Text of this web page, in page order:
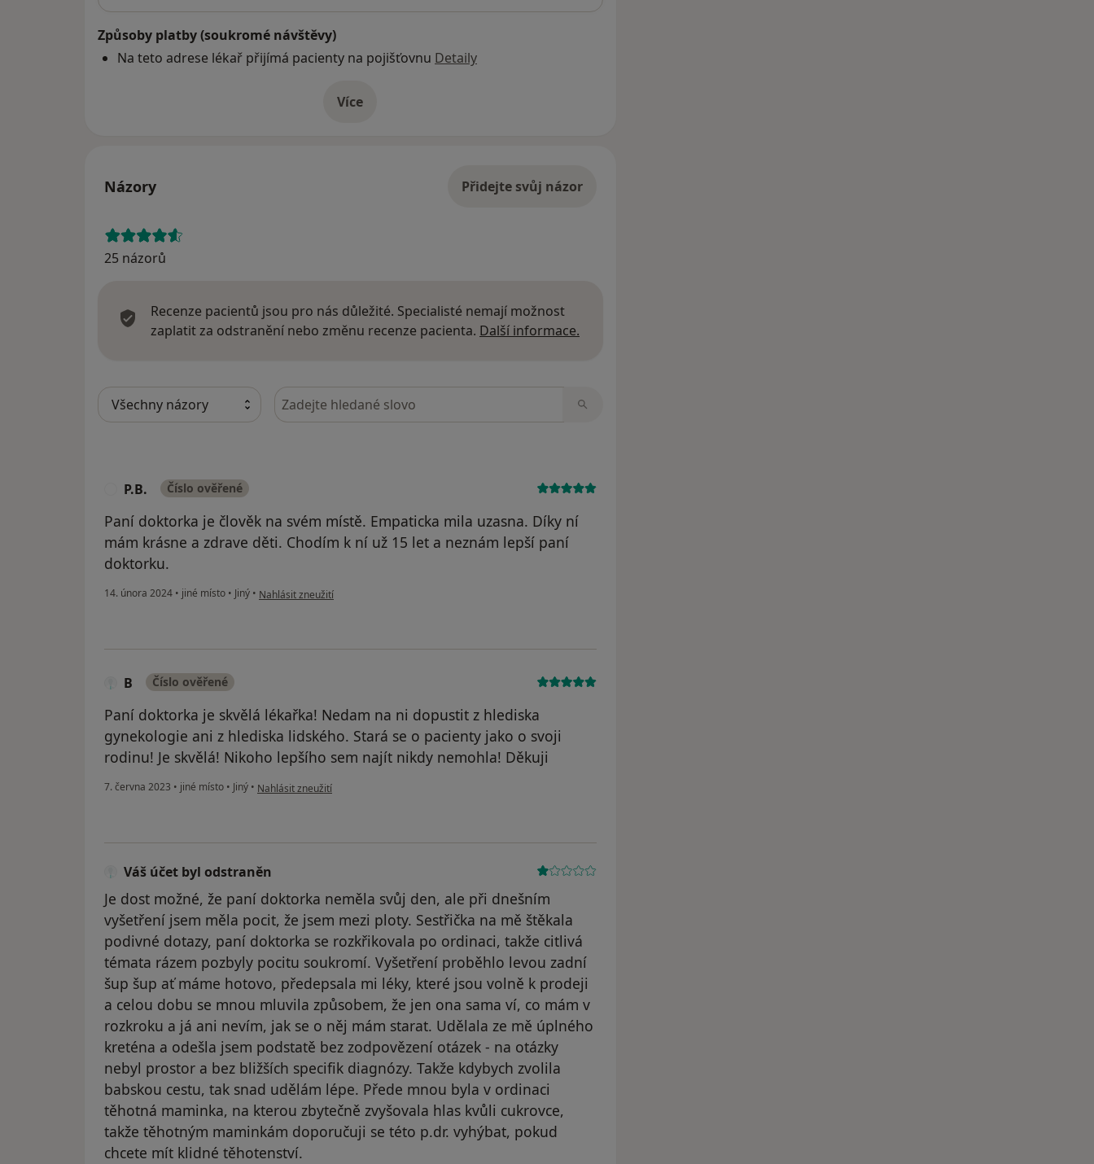
Způsoby platby (soukromé návštěvy)
Na teto adrese lékař přijímá pacienty na pojišťovnu Detaily
Víceo adrese
Názory Přidejte svůj názor
25 názorů
Recenze pacientů jsou pro nás důležité. Specialisté nemají možnost
zaplatit za odstranění nebo změnu recenze pacienta. Další informace.
Hledejte v názorech
P.B. Číslo ověřené
Paní doktorka je člověk na svém místě. Empaticka mila uzasna. Díky ní
mám krásne a zdrave děti. Chodím k ní už 15 let a neznám lepší paní
doktorku.
14. února 2024 • jiné místo • Jiný • podle názoru uživatele P.B.
Nahlásit zneužití
B Číslo ověřené
Paní doktorka je skvělá lékařka! Nedam na ni dopustit z hlediska
gynekologie ani z hlediska lidského. Stará se o pacienty jako o svoji
rodinu! Je skvělá! Nikoho lepšího sem najít nikdy nemohla! Děkuji
7. června 2023 • jiné místo • Jiný • podle názoru uživatele B
Nahlásit zneužití
Váš účet byl odstraněn
Je dost možné, že paní doktorka neměla svůj den, ale při dnešním
vyšetření jsem měla pocit, že jsem mezi ploty. Sestřička na mě štěkala
podivné dotazy, paní doktorka se rozkřikovala po ordinaci, takže citlivá
témata rázem pozbyly pocitu soukromí. Vyšetření proběhlo levou zadní
šup šup ať máme hotovo, předepsala mi léky, které jsou volně k prodeji
a celou dobu se mnou mluvila způsobem, že jen ona sama ví, co mám v
rozkroku a já ani nevím, jak se o něj mám starat. Udělala ze mě úplného
kreténa a odešla jsem podstatě bez zodpovězení otázek - na otázky
nebyl prostor a bez bližších specifik diagnózy. Takže kdybych zvolila
babskou cestu, tak snad udělám lépe. Přede mnou byla v ordinaci
těhotná maminka, na kterou zbytečně zvyšovala hlas kvůli cukrovce,
takže těhotným maminkám doporučuji se této p.dr. vyhýbat, pokud
chcete mít klidné těhotenství.